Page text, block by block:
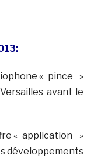
« pince »
avant le
« application »
développements